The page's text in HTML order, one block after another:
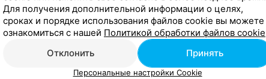
Для получения дополнительной информации о целях,
сроках и порядке использования файлов cookie вы можете
ознакомиться с нашей Политикой обработки файлов cookie
Отклонить
Принять
Персональные настройки Cookie